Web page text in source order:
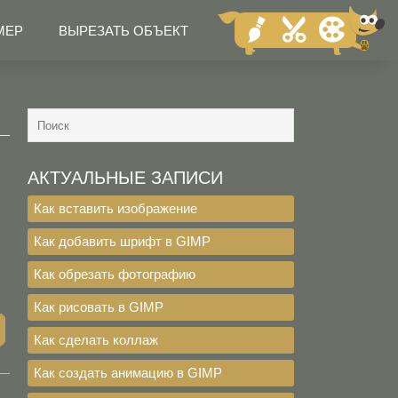
ВЫРЕЗАТЬ ОБЪЕКТ
АКТУАЛЬНЫЕ ЗАПИСИ
Как вставить изображение
Как добавить шрифт в GIMP
Как обрезать фотографию
Как рисовать в GIMP
Как сделать коллаж
Как создать анимацию в GIMP